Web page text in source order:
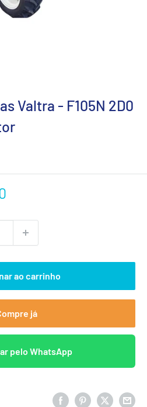
Valtra - F105N 2D0
ao carrinho
já
pelo WhatsApp